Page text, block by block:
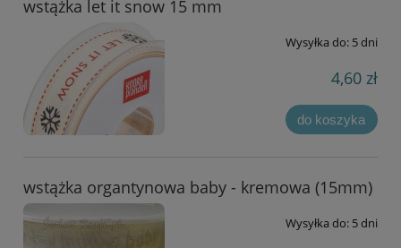
wstążka let it snow 15 mm
Wysyłka do: 5 dni
4,60 zł
do koszyka
wstążka organtynowa baby - kremowa (15mm)
Wysyłka do: 5 dni